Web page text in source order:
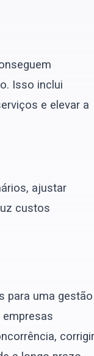
Isso inclui
e elevar a
ajustar
custos
para uma gestão
corrigir